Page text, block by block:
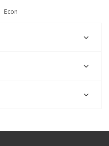
Econ